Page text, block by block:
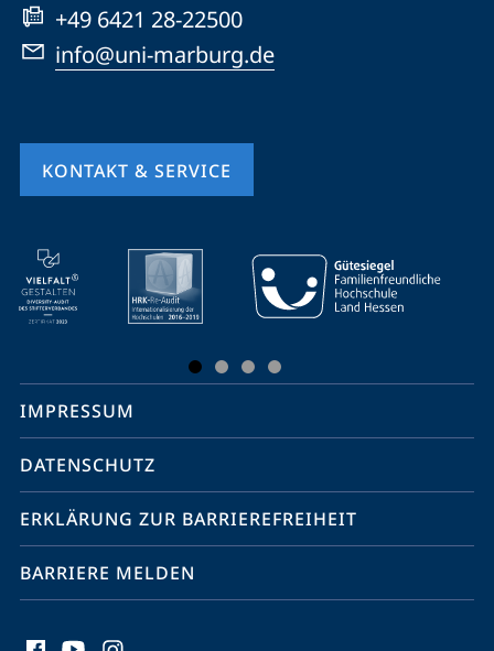
+49 6421 28-22500
info@uni-marburg.de
KONTAKT & SERVICE
Mobile-
Service-
Navigation
Social
Media
Kontakte
IMPRESSUM
DATENSCHUTZ
ERKLÄRUNG ZUR BARRIEREFREIHEIT
BARRIERE MELDEN